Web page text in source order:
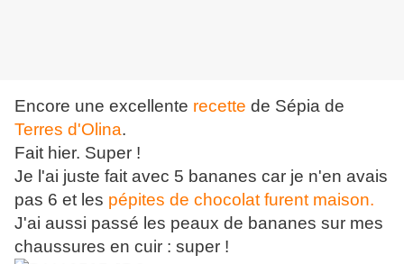
Encore une excellente recette de Sépia de
Terres d'Olina.
Fait hier. Super !
Je l'ai juste fait avec 5 bananes car je n'en avais
pas 6 et les pépites de chocolat furent maison.
J'ai aussi passé les peaux de bananes sur mes
chaussures en cuir : super !